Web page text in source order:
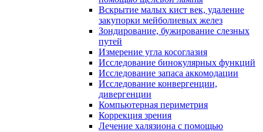
Вскрытие малых кист век, удаление
закупорки мейболиевых желез
Зондирование, бужирование слезных
путей
Измерение угла косоглазия
Исследование бинокулярных функций
Исследование запаса аккомодации
Исследование конвергенции,
дивергенции
Компьютерная периметрия
Коррекция зрения
Лечение халязиона с помощью